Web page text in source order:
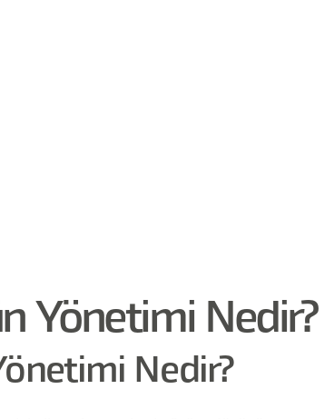
Yönetimi Nedir?
Nedir?